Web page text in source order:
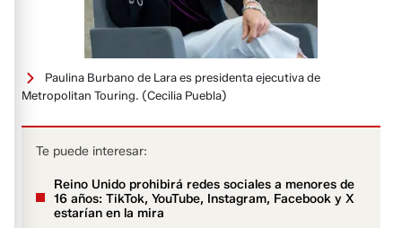
Paulina Burbano de Lara es presidenta ejecutiva de
Metropolitan Touring. (Cecilia Puebla)
Te puede interesar:
Reino Unido prohibirá redes sociales a menores de
16 años: TikTok, YouTube, Instagram, Facebook y X
estarían en la mira